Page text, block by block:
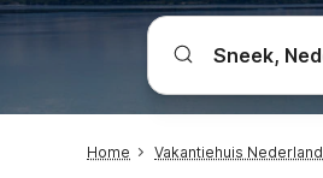
Home Vakantiehuis Nederland